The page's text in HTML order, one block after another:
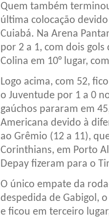
Quem também
última colocação
Cuiabá. Na Arena
por 2 a 1, com dois
Colina em 10° lugar,
Logo acima, com 52,
o Juventude por 1 a 0
gaúchos pararam em
Americana devido à
ao Grêmio (12 a 11),
Corinthians, em Porto
Depay fizeram para o
O único empate da
despedida de Gabigol,
e ficou em terceiro